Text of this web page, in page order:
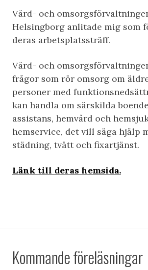
Vård- och
Helsingborg anlitade mig som
deras arbetsplatssträff.
Vård- och
frågor som rör omsorg om
personer med
kan handla om särskilda
assistans, hemvård och
hemservice, det vill säga hjälp
städning, tvätt och fixartjänst.
Länk till deras hemsida.
Kommande föreläsningar